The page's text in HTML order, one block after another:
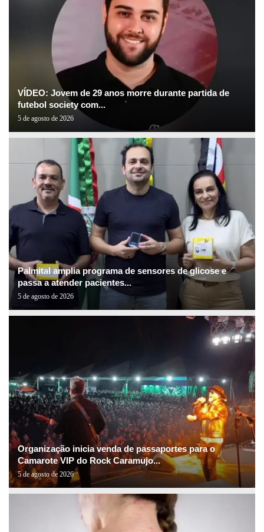
VÍDEO: Jovem de 29 anos morre durante partida de
futebol society com...
5 de agosto de 2026
Palmital amplia programa de sensores de glicose e
passa a atender pacientes...
5 de agosto de 2026
Organização inicia venda de passaportes para o
Camarote VIP do Rock Caramujo...
5 de agosto de 2026